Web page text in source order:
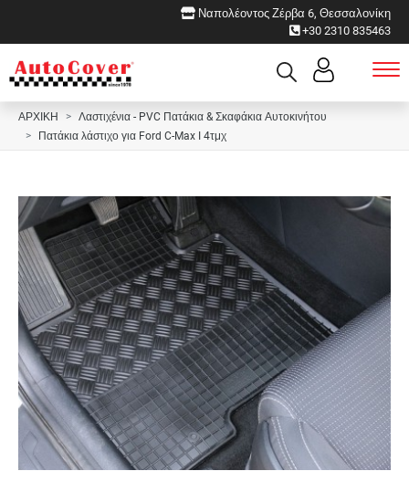
Ναπολέοντος Ζέρβα 6, Θεσσαλονίκη
+30 2310 835463
ΑΡΧΙΚΗ
Λαστιχένια - PVC Πατάκια & Σκαφάκια Αυτοκινήτου
Πατάκια λάστιχο για Ford C-Max I 4τμχ